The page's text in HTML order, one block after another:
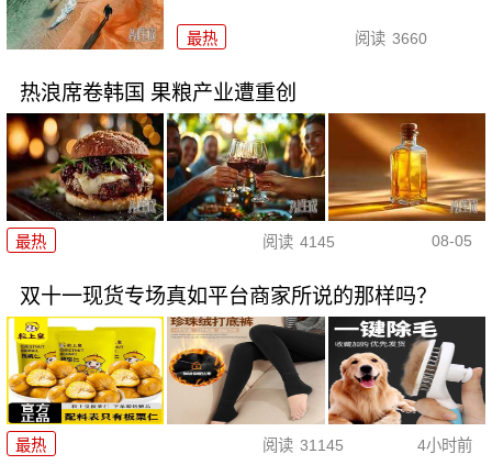
最热 阅读 3660
热浪席卷韩国 果粮产业遭重创
最热 阅读 4145 08-05
双十一现货专场真如平台商家所说的那样吗？
最热 阅读 31145 4小时前